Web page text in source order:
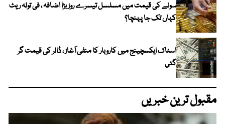
سونے کی قیمت میں مسلسل تیسرے روز بڑا اضافہ ، فی تولہ ریٹ
کہاں تک جا پہنچا؟
اسٹاک ایکسچینج میں کاروبار کا منفی آغاز ، ڈالر کی قیمت گر
گئی
مقبول ترین خبریں